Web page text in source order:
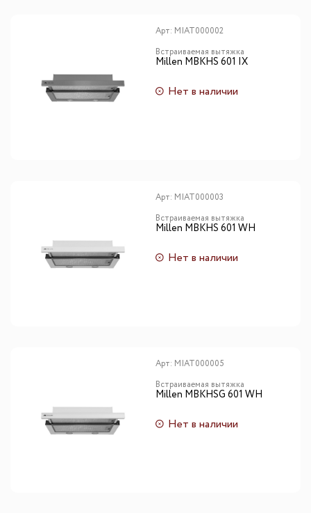
Арт: MIAT000002
Встраиваемая вытяжка
Millen MBKHS 601 IX
Нет в наличии
Арт: MIAT000003
Встраиваемая вытяжка
Millen MBKHS 601 WH
Нет в наличии
Арт: MIAT000005
Встраиваемая вытяжка
Millen MBKHSG 601 WH
Нет в наличии